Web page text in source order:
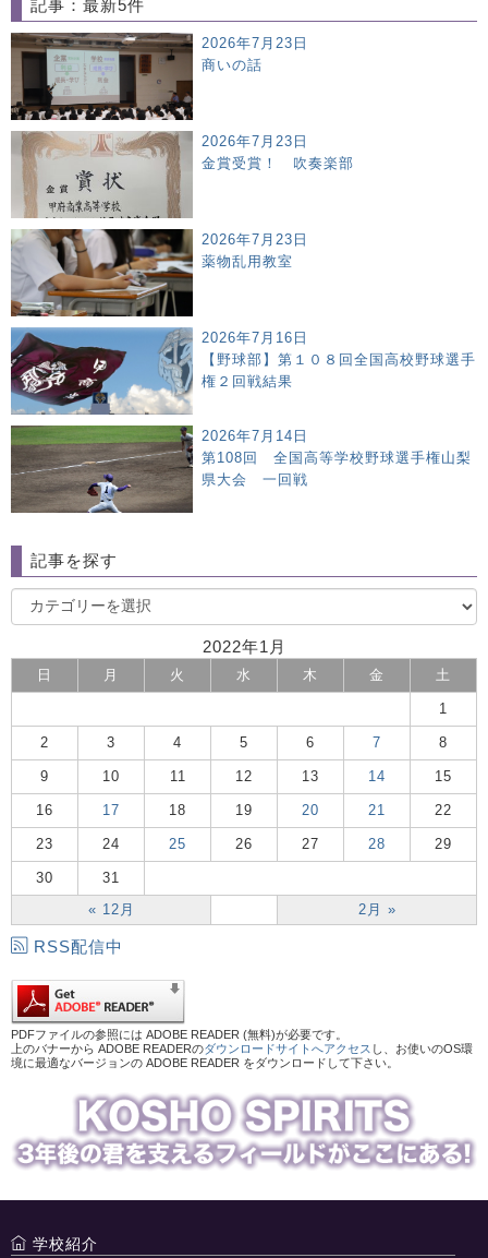
記事：最新5件
2026年7月23日
商いの話
2026年7月23日
金賞受賞！ 吹奏楽部
2026年7月23日
薬物乱用教室
2026年7月16日
【野球部】第１０８回全国高校野球選手
権２回戦結果
2026年7月14日
第108回 全国高等学校野球選手権山梨
県大会 一回戦
記事を探す
2022年1月
日 月 火 水 木 金 土
« 12月 2月 »
1
2 3 4 5 6 7 8
9 10 11 12 13 14 15
16 17 18 19 20 21 22
23 24 25 26 27 28 29
30 31
RSS配信中
PDFファイルの参照には ADOBE READER (無料)が必要です。
上のバナーから ADOBE READERのダウンロードサイトへアクセス し、お使いのOS環
境に最適なバージョンの ADOBE READER をダウンロードして下さい。
学校紹介